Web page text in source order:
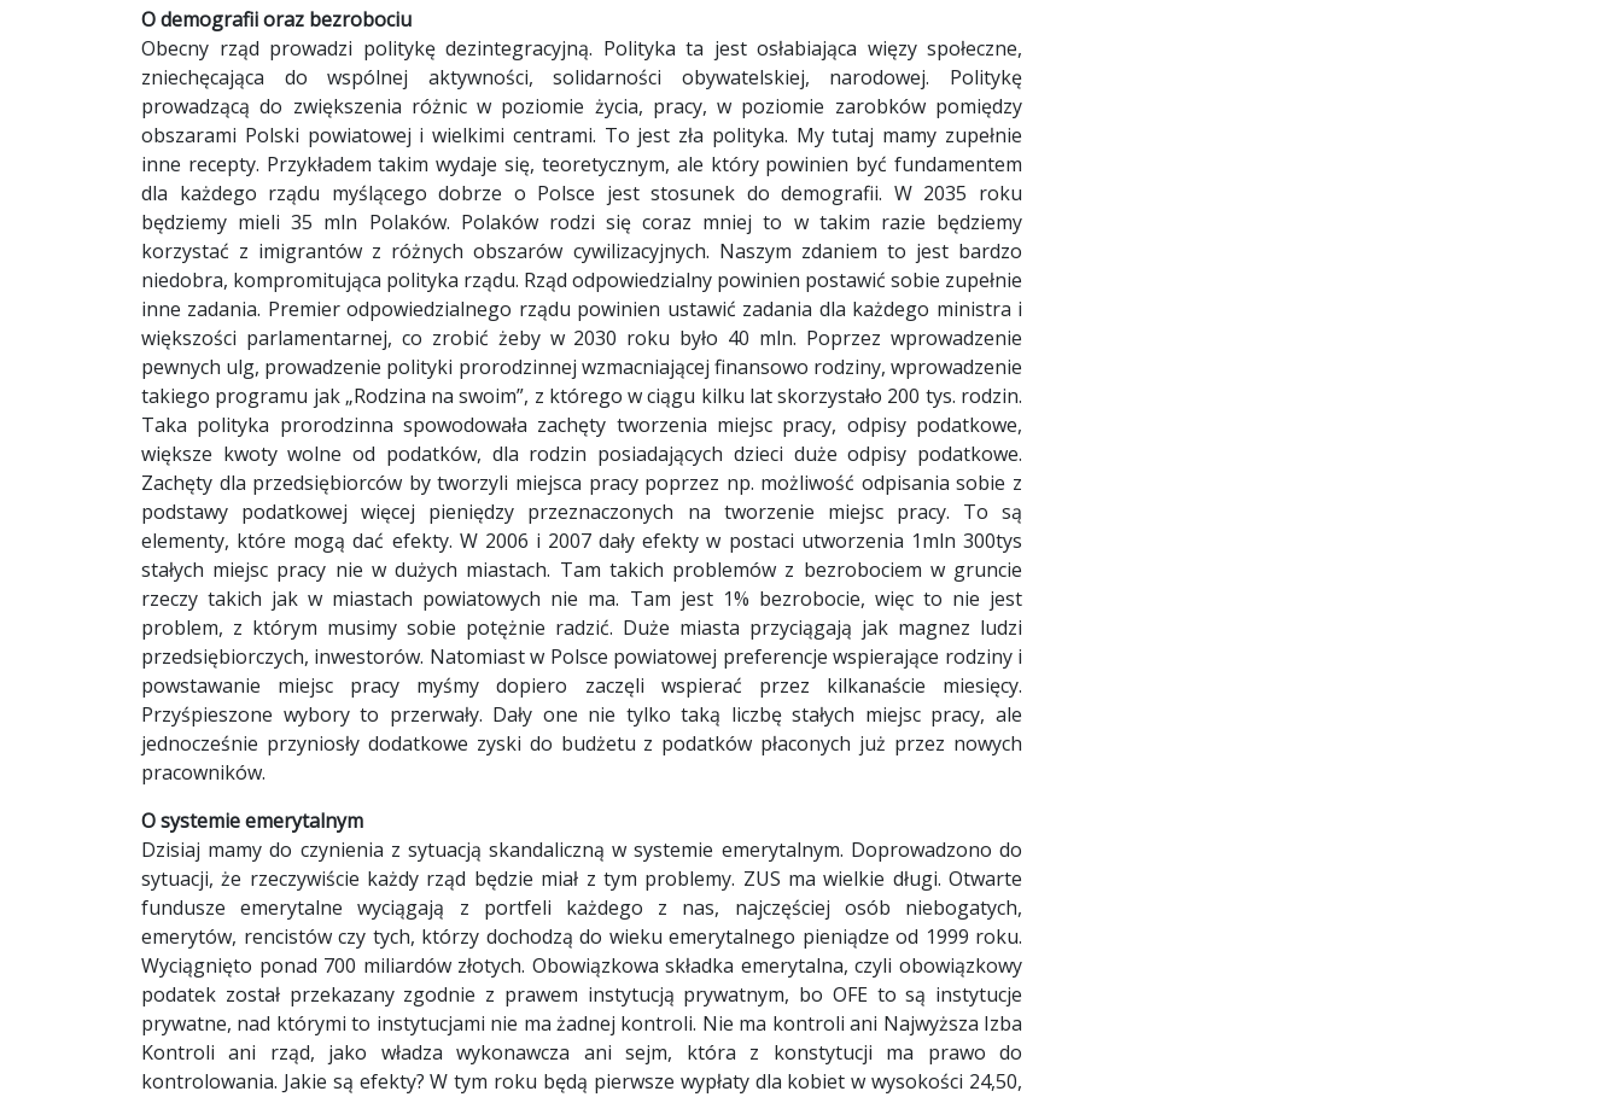
O demografii oraz bezrobociu
Obecny rząd prowadzi politykę dezintegracyjną. Polityka ta jest osłabiająca więzy społeczne,
zniechęcająca do wspólnej aktywności, solidarności obywatelskiej, narodowej. Politykę
prowadzącą do zwiększenia różnic w poziomie życia, pracy, w poziomie zarobków pomiędzy
obszarami Polski powiatowej i wielkimi centrami. To jest zła polityka. My tutaj mamy zupełnie
inne recepty. Przykładem takim wydaje się, teoretycznym, ale który powinien być fundamentem
dla każdego rządu myślącego dobrze o Polsce jest stosunek do demografii. W 2035 roku
będziemy mieli 35 mln Polaków. Polaków rodzi się coraz mniej to w takim razie będziemy
korzystać z imigrantów z różnych obszarów cywilizacyjnych. Naszym zdaniem to jest bardzo
niedobra, kompromitująca polityka rządu. Rząd odpowiedzialny powinien postawić sobie zupełnie
inne zadania. Premier odpowiedzialnego rządu powinien ustawić zadania dla każdego ministra i
większości parlamentarnej, co zrobić żeby w 2030 roku było 40 mln. Poprzez wprowadzenie
pewnych ulg, prowadzenie polityki prorodzinnej wzmacniającej finansowo rodziny, wprowadzenie
takiego programu jak „Rodzina na swoim”, z którego w ciągu kilku lat skorzystało 200 tys. rodzin.
Taka polityka prorodzinna spowodowała zachęty tworzenia miejsc pracy, odpisy podatkowe,
większe kwoty wolne od podatków, dla rodzin posiadających dzieci duże odpisy podatkowe.
Zachęty dla przedsiębiorców by tworzyli miejsca pracy poprzez np. możliwość odpisania sobie z
podstawy podatkowej więcej pieniędzy przeznaczonych na tworzenie miejsc pracy. To są
elementy, które mogą dać efekty. W 2006 i 2007 dały efekty w postaci utworzenia 1mln 300tys
stałych miejsc pracy nie w dużych miastach. Tam takich problemów z bezrobociem w gruncie
rzeczy takich jak w miastach powiatowych nie ma. Tam jest 1% bezrobocie, więc to nie jest
problem, z którym musimy sobie potężnie radzić. Duże miasta przyciągają jak magnez ludzi
przedsiębiorczych, inwestorów. Natomiast w Polsce powiatowej preferencje wspierające rodziny i
powstawanie miejsc pracy myśmy dopiero zaczęli wspierać przez kilkanaście miesięcy.
Przyśpieszone wybory to przerwały. Dały one nie tylko taką liczbę stałych miejsc pracy, ale
jednocześnie przyniosły dodatkowe zyski do budżetu z podatków płaconych już przez nowych
pracowników.
O systemie emerytalnym
Dzisiaj mamy do czynienia z sytuacją skandaliczną w systemie emerytalnym. Doprowadzono do
sytuacji, że rzeczywiście każdy rząd będzie miał z tym problemy. ZUS ma wielkie długi. Otwarte
fundusze emerytalne wyciągają z portfeli każdego z nas, najczęściej osób niebogatych,
emerytów, rencistów czy tych, którzy dochodzą do wieku emerytalnego pieniądze od 1999 roku.
Wyciągnięto ponad 700 miliardów złotych. Obowiązkowa składka emerytalna, czyli obowiązkowy
podatek został przekazany zgodnie z prawem instytucją prywatnym, bo OFE to są instytucje
prywatne, nad którymi to instytucjami nie ma żadnej kontroli. Nie ma kontroli ani Najwyższa Izba
Kontroli ani rząd, jako władza wykonawcza ani sejm, która z konstytucji ma prawo do
kontrolowania. Jakie są efekty? W tym roku będą pierwsze wypłaty dla kobiet w wysokości 24,50,